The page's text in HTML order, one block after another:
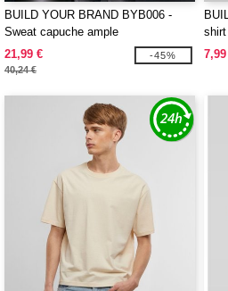
BUILD YOUR BRAND BYB006 -
Sweat capuche ample
21,99 €
40,24 €
-45%